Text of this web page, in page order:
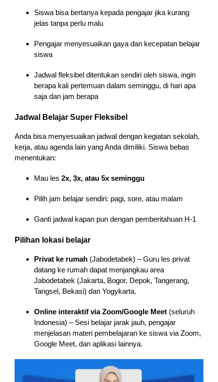
Siswa bisa bertanya kepada pengajar jika kurang
jelas tanpa perlu malu
Pengajar menyesuaikan gaya dan kecepatan belajar
siswa
Jadwal fleksibel ditentukan sendiri oleh siswa, ingin
berapa kali pertemuan dalam seminggu, di hari apa
saja dan jam berapa
Jadwal Belajar Super Fleksibel
Anda bisa menyesuaikan jadwal dengan kegiatan sekolah,
kerja, atau agenda lain yang Anda dimiliki. Siswa bebas
menentukan:
Mau les 2x, 3x, atau 5x seminggu
Pilih jam belajar sendiri: pagi, sore, atau malam
Ganti jadwal kapan pun dengan pemberitahuan H-1
Pilihan lokasi belajar
Privat ke rumah(Jabodetabek) – Guru les privat
datang ke rumah dapat menjangkau area
Jabodetabek (Jakarta, Bogor, Depok, Tangerang,
Tangsel, Bekasi) dan Yogykarta.
Online interaktif via Zoom/Google Meet(seluruh
Indonesia) – Sesi belajar jarak jauh, pengajar
menjelasan materi pembelajaran ke siswa via Zoom,
Google Meet, dan aplikasi lainnya.